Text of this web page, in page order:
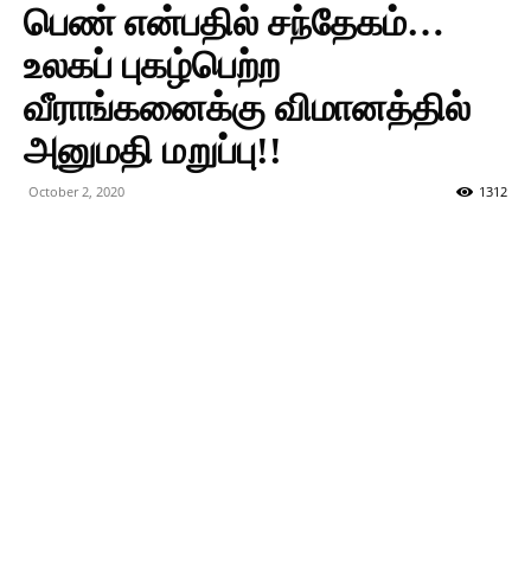
பெண் என்பதில் சந்தேகம்…
உலகப் புகழ்பெற்ற
வீராங்கனைக்கு விமானத்தில்
அனுமதி மறுப்பு!!
October 2, 2020 1312